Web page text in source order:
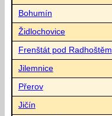
Bohumín
Židlochovice
Frenštát pod Radhoštěm
Jilemnice
Přerov
Jičín